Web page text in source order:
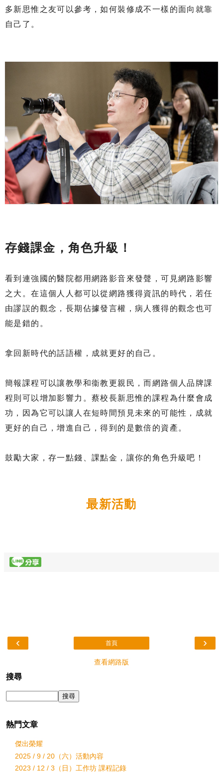
多新思惟之友可以參考，如何裝修成不一樣的面向就靠
自己了。
存錢課金，角色升級！
看到連強國的醫院都用網路影音來發聲，可見網路影響
之大。在這個人人都可以從網路獲得資訊的時代，若任
由謬誤的觀念，長期佔據發言權，病人獲得的觀念也可
能是錯的。
拿回新時代的話語權，成就更好的自己。
簡報課程可以讓教學和衞教更親民，而網路個人品牌課
程則可以增加影響力。蔡校長新思惟的課程為什麼會成
功，因為它可以讓人在短時間預見未來的可能性，成就
更好的自己，增進自己，得到的是數倍的資產。
鼓勵大家，存一點錢、課點金，讓你的角色升級吧！
最新活動
‹ ›
首頁
查看網路版
搜尋
熱門文章
傑出榮耀
2025 / 9 / 20（六）活動內容
2023 / 12 / 3（日）工作坊 課程記錄